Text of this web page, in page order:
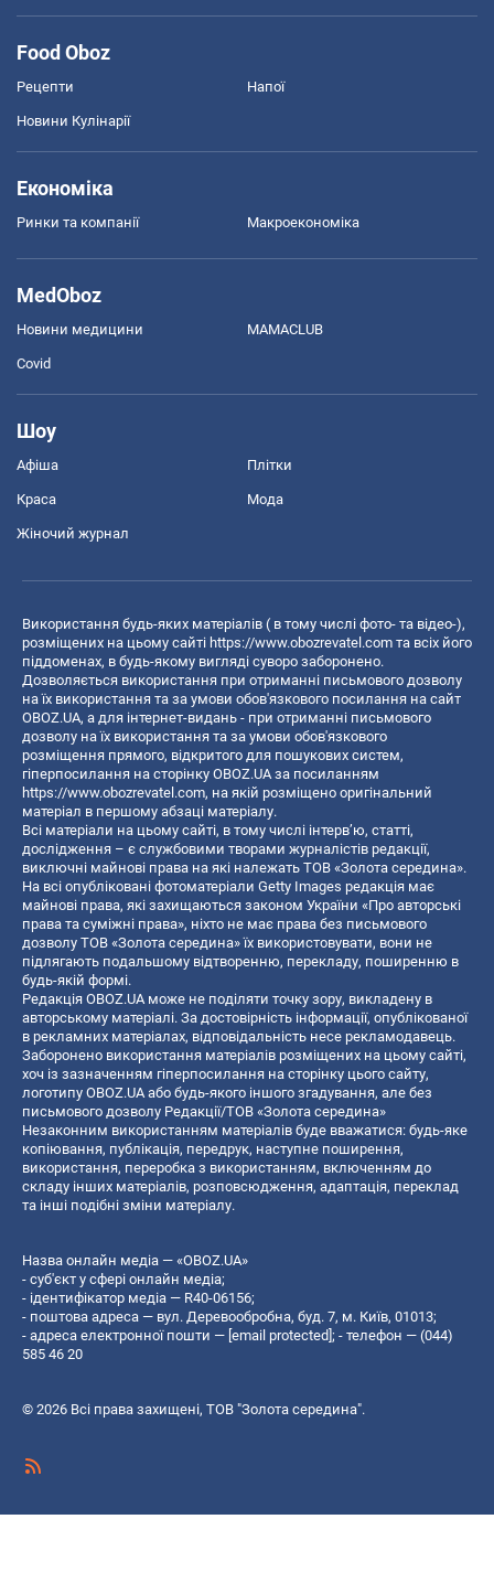
Food Oboz
Рецепти Напої
Новини Кулінарії
Економіка
Ринки та компанії Макроекономіка
MedOboz
Новини медицини MAMACLUB
Covid
Шоу
Афіша Плітки
Краса Мода
Жіночий журнал
Використання будь-яких матеріалів ( в тому числі фото- та відео-),
розміщених на цьому сайті https://www.obozrevatel.com та всіх його
піддоменах, в будь-якому вигляді суворо заборонено.
Дозволяється використання при отриманні письмового дозволу
на їх використання та за умови обов'язкового посилання на сайт
OBOZ.UA, а для інтернет-видань - при отриманні письмового
дозволу на їх використання та за умови обов'язкового
розміщення прямого, відкритого для пошукових систем,
гіперпосилання на сторінку OBOZ.UA за посиланням
https://www.obozrevatel.com, на якій розміщено оригінальний
матеріал в першому абзаці матеріалу.
Всі матеріали на цьому сайті, в тому числі інтерв’ю, статті,
дослідження – є службовими творами журналістів редакції,
виключні майнові права на які належать ТОВ «Золота середина».
На всі опубліковані фотоматеріали Getty Images редакція має
майнові права, які захищаються законом України «Про авторські
права та суміжні права», ніхто не має права без письмового
дозволу ТОВ «Золота середина» їх використовувати, вони не
підлягають подальшому відтворенню, перекладу, поширенню в
будь-якій формі.
Редакція OBOZ.UA може не поділяти точку зору, викладену в
авторському матеріалі. За достовірність інформації, опублікованої
в рекламних матеріалах, відповідальність несе рекламодавець.
Заборонено використання матеріалів розміщених на цьому сайті,
хоч із зазначенням гіперпосилання на сторінку цього сайту,
логотипу OBOZ.UA або будь-якого іншого згадування, але без
письмового дозволу Редакції/ТОВ «Золота середина»
Незаконним використанням матеріалів буде вважатися: будь-яке
копiювання, публiкацiя, передрук, наступне поширення,
використання, переробка з використанням, включенням до
складу інших матеріалів, розповсюдження, адаптація, переклад
та інші подібні зміни матеріалу.
Назва онлайн медіа — «OBOZ.UA»
- суб'єкт у сфері онлайн медіа;
- ідентифікатор медіа — R40-06156;
- поштова адреса — вул. Деревообробна, буд. 7, м. Київ, 01013;
- адреса електронної пошти — [email protected] ; - телефон — (044)
585 46 20
© 2026 Всі права захищені, ТОВ "Золота середина".